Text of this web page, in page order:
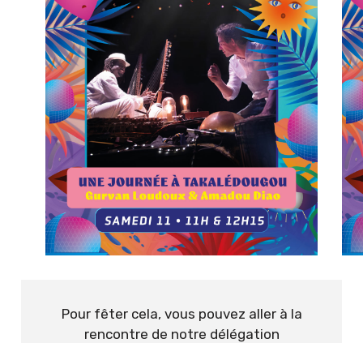
Pour fêter cela, vous pouvez aller à la
rencontre de notre délégation